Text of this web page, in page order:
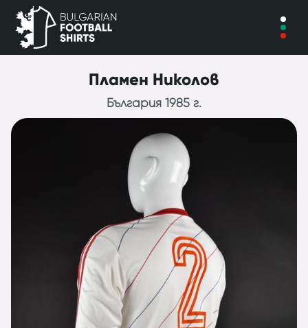
Пламен Николов
България 1985 г.